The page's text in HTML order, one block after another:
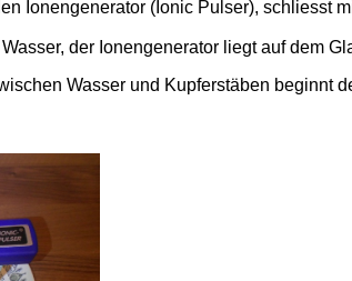
Ionengenerator (Ionic Pulser), schliesst
der Ionengenerator liegt auf dem
Wasser und Kupferstäben beginnt